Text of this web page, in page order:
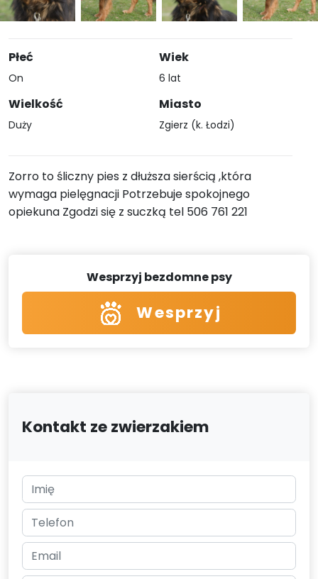
Płeć
On
Wielkość
Duży
Wiek
6 lat
Miasto
Zgierz (k. Łodzi)
Zorro to śliczny pies z dłuższa sierścią ,która
wymaga pielęgnacji Potrzebuje spokojnego
opiekuna Zgodzi się z suczką tel 506 761 221
Wesprzyj bezdomne psy
Wesprzyj
Kontakt ze zwierzakiem